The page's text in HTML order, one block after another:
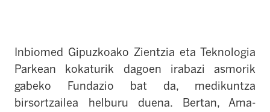
Inbiomed Gipuzkoako Zientzia eta Teknologia
Parkean kokaturik dagoen irabazi asmorik
gabeko Fundazio bat da, medikuntza
birsortzailea helburu duena. Bertan, Ama-